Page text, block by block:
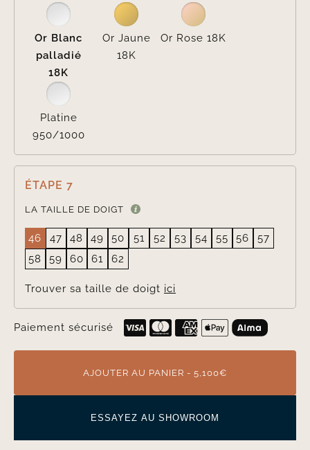
Or Blanc
palladié
18K
Or Jaune
18K
Or Rose 18K
Platine
950/1000
ÉTAPE 7
LA TAILLE DE DOIGT
46 47 48 49 50 51 52 53 54 55 56
57
58
59 60 61 62
Trouver sa taille de doigt ici
Paiement sécurisé
AJOUTER AU PANIER - 5,100€
ESSAYEZ AU SHOWROOM